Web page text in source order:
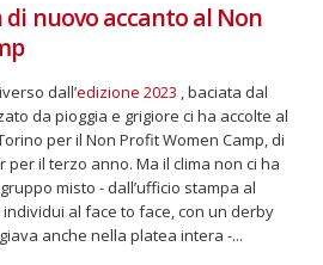
di nuovo accanto al Non
dall’edizione 2023 , baciata dal
da pioggia e grigiore ci ha accolte al
per il Non Profit Women Camp, di
il terzo anno. Ma il clima non ci ha
misto - dall’ufficio stampa al
al face to face, con un derby
anche nella platea intera -...